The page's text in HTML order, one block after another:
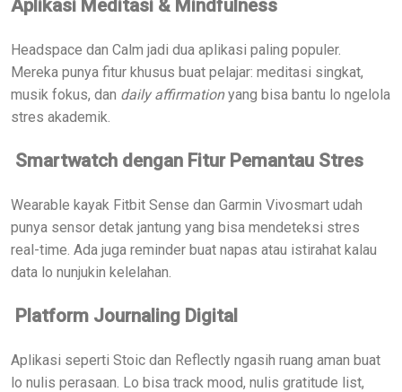
Aplikasi Meditasi & Mindfulness
Headspace dan Calm jadi dua aplikasi paling populer.
Mereka punya fitur khusus buat pelajar: meditasi singkat,
musik fokus, dan daily affirmationyang bisa bantu lo ngelola
stres akademik.
Smartwatch dengan Fitur Pemantau Stres
Wearable kayak Fitbit Sense dan Garmin Vivosmart udah
punya sensor detak jantung yang bisa mendeteksi stres
real-time. Ada juga reminder buat napas atau istirahat kalau
data lo nunjukin kelelahan.
Platform Journaling Digital
Aplikasi seperti Stoic dan Reflectly ngasih ruang aman buat
lo nulis perasaan. Lo bisa track mood, nulis gratitude list,